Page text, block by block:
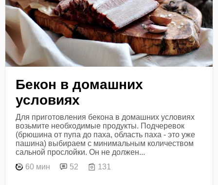
Бекон в домашних
условиях
Для приготовления бекона в домашних условиях
возьмите необходимые продукты. Подчеревок
(брюшина от пупа до паха, область паха - это уже
пашина) выбираем с минимальным количеством
сальной прослойки. Он не должен...
60 мин
52 131